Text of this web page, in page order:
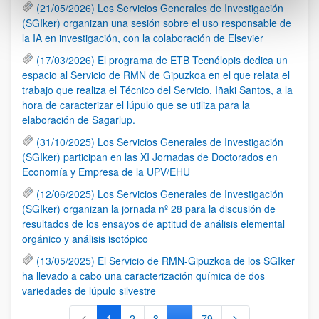
(21/05/2026) Los Servicios Generales de Investigación
(SGIker) organizan una sesión sobre el uso responsable de
la IA en investigación, con la colaboración de Elsevier
(17/03/2026) El programa de ETB Tecnólopis dedica un
espacio al Servicio de RMN de Gipuzkoa en el que relata el
trabajo que realiza el Técnico del Servicio, Iñaki Santos, a la
hora de caracterizar el lúpulo que se utiliza para la
elaboración de Sagarlup.
(31/10/2025) Los Servicios Generales de Investigación
(SGIker) participan en las XI Jornadas de Doctorados en
Economía y Empresa de la UPV/EHU
(12/06/2025) Los Servicios Generales de Investigación
(SGIker) organizan la jornada nº 28 para la discusión de
resultados de los ensayos de aptitud de análisis elemental
orgánico y análisis isotópico
(13/05/2025) El Servicio de RMN-Gipuzkoa de los SGIker
ha llevado a cabo una caracterización química de dos
variedades de lúpulo silvestre